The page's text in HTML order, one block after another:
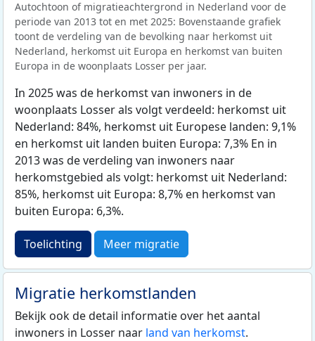
Autochtoon of migratieachtergrond in Nederland voor de
periode van 2013 tot en met 2025: Bovenstaande grafiek
toont de verdeling van de bevolking naar herkomst uit
Nederland, herkomst uit Europa en herkomst van buiten
Europa in de woonplaats Losser per jaar.
In 2025 was de herkomst van inwoners in de
woonplaats Losser als volgt verdeeld: herkomst uit
Nederland: 84%, herkomst uit Europese landen: 9,1%
en herkomst uit landen buiten Europa: 7,3% En in
2013 was de verdeling van inwoners naar
herkomstgebied als volgt: herkomst uit Nederland:
85%, herkomst uit Europa: 8,7% en herkomst van
buiten Europa: 6,3%.
Toelichting Meer migratie
Migratie herkomstlanden
Bekijk ook de detail informatie over het aantal
inwoners in Losser naar land van herkomst.